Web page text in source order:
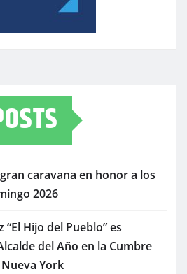
caravana en honor a los
2026
Hijo del Pueblo” es
del Año en la Cumbre
York